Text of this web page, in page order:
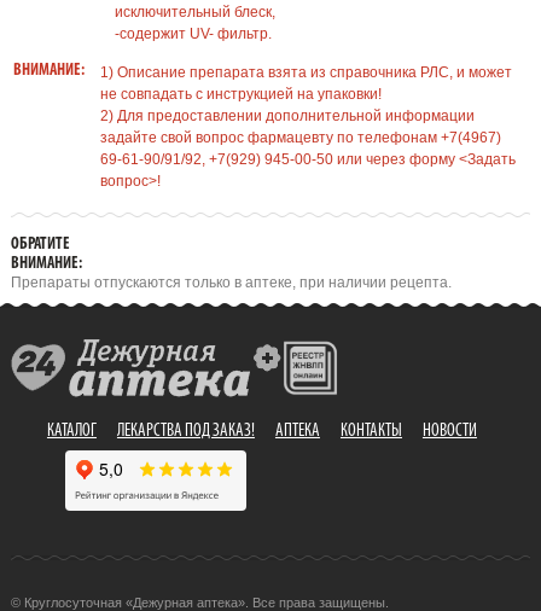
исключительный блеск,
-содержит UV- фильтр.
ВНИМАНИЕ:
1) Описание препарата взята из справочника РЛС, и может
не совпадать с инструкцией на упаковки!
2) Для предоставлении дополнительной информации
задайте свой вопрос фармацевту по телефонам +7(4967)
69-61-90/91/92, +7(929) 945-00-50 или через форму <Задать
вопрос>!
ОБРАТИТЕ
ВНИМАНИЕ:
Препараты отпускаются только в аптеке, при наличии рецепта.
КАТАЛОГ ЛЕКАРСТВА ПОД ЗАКАЗ! АПТЕКА КОНТАКТЫ НОВОСТИ
© Круглосуточная «Дежурная аптека». Все права защищены.